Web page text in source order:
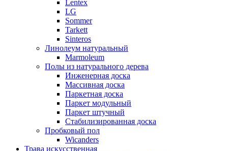
Lentex
LG
Sommer
Tarkett
Sinteros
Линолеум натуральный
Marmoleum
Полы из натурального дерева
Инженерная доска
Массивная доска
Паркетная доска
Паркет модульный
Паркет штучный
Стабилизированная доска
Пробковый пол
Wicanders
Трава искусственная